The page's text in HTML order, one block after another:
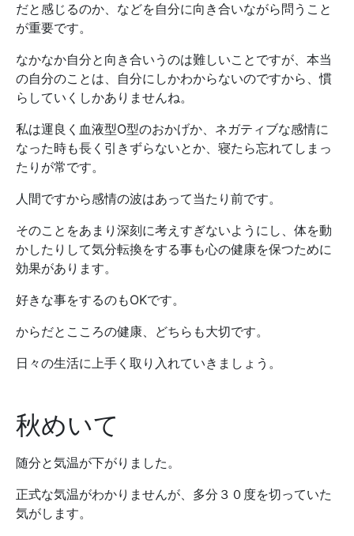
だと感じるのか、などを自分に向き合いながら問うこと
が重要です。
なかなか自分と向き合いうのは難しいことですが、本当
の自分のことは、自分にしかわからないのですから、慣
らしていくしかありませんね。
私は運良く血液型O型のおかげか、ネガティブな感情に
なった時も長く引きずらないとか、寝たら忘れてしまっ
たりが常です。
人間ですから感情の波はあって当たり前です。
そのことをあまり深刻に考えすぎないようにし、体を動
かしたりして気分転換をする事も心の健康を保つために
効果があります。
好きな事をするのもOKです。
からだとこころの健康、どちらも大切です。
日々の生活に上手く取り入れていきましょう。
秋めいて
随分と気温が下がりました。
正式な気温がわかりませんが、多分３０度を切っていた
気がします。